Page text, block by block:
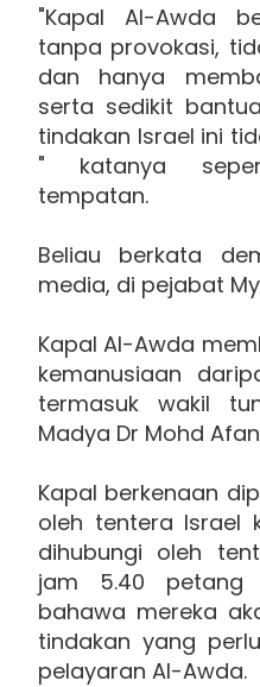
"Kapal Al-Awda
tanpa provokasi,
dan hanya
serta sedikit
tindakan Israel ini
" katanya
tempatan.
Beliau berkata
media, di pejabat
Kapal Al-Awda
kemanusiaan
termasuk wakil
Madya Dr Mohd
Kapal berkenaan
oleh tentera Israel
dihubungi oleh
jam 5.40 petang
bahawa mereka
tindakan yang
pelayaran Al-Awda.